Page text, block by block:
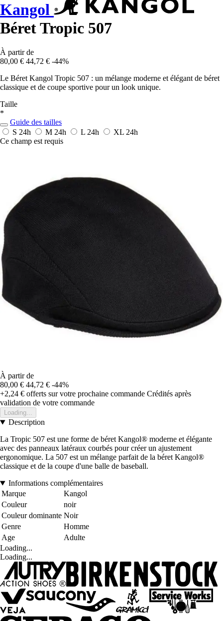
Kangol
Béret Tropic 507
À partir de
80,00 € 44,72 € -44%
Le Béret Kangol Tropic 507 : un mélange moderne et élégant de béret
classique et de coupe sportive pour un look unique.
Taille
*
Guide des tailles
S 24h M 24h L 24h XL 24h
Ce champ est requis
À partir de
80,00 € 44,72 € -44%
+2,24 € offerts sur votre prochaine commande Crédités après
validation de votre commande
Loading...
Description
La Tropic 507 est une forme de béret Kangol® moderne et élégante
avec des panneaux latéraux courbés pour créer un ajustement
ergonomique. La 507 est un mélange parfait de la béret Kangol®
classique et de la coupe d'une balle de baseball.
Informations complémentaires
Marque
Kangol
Couleur
noir
Couleur dominante Noir
Genre
Homme
Age
Adulte
Loading...
Loading...